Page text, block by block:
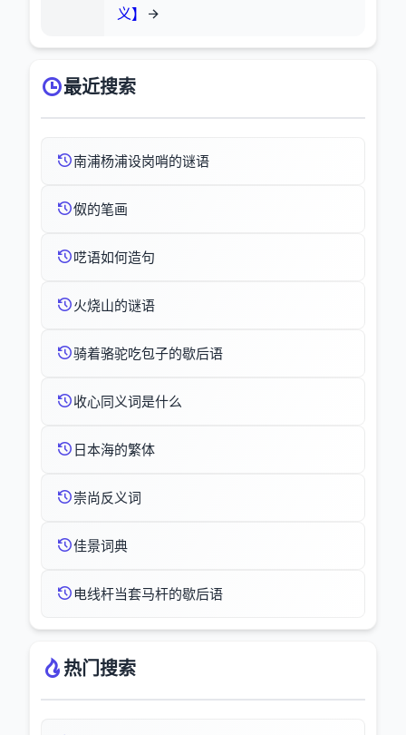
义】
最近搜索
南浦杨浦设岗哨的谜语
伮的笔画
呓语如何造句
火烧山的谜语
骑着骆驼吃包子的歇后语
收心同义词是什么
日本海的繁体
崇尚反义词
佳景词典
电线杆当套马杆的歇后语
热门搜索